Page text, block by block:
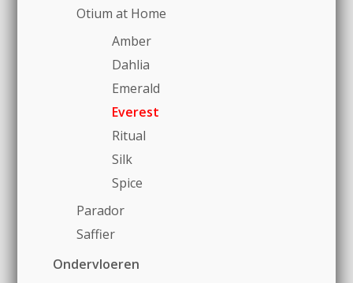
Otium at Home
Amber
Dahlia
Emerald
Everest
Ritual
Silk
Spice
Parador
Saffier
Ondervloeren